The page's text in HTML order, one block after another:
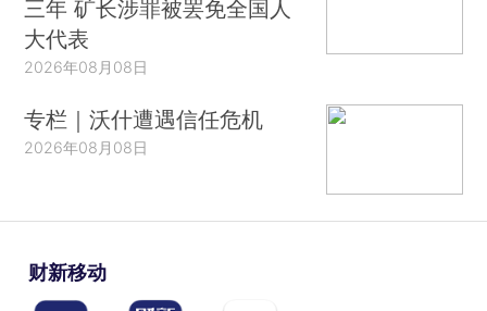
三年 矿长涉罪被罢免全国人
大代表
2026年08月08日
专栏｜沃什遭遇信任危机
2026年08月08日
财新移动